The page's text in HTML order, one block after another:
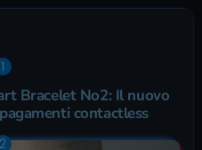
Bracelet No2: Il nuovo
contactless